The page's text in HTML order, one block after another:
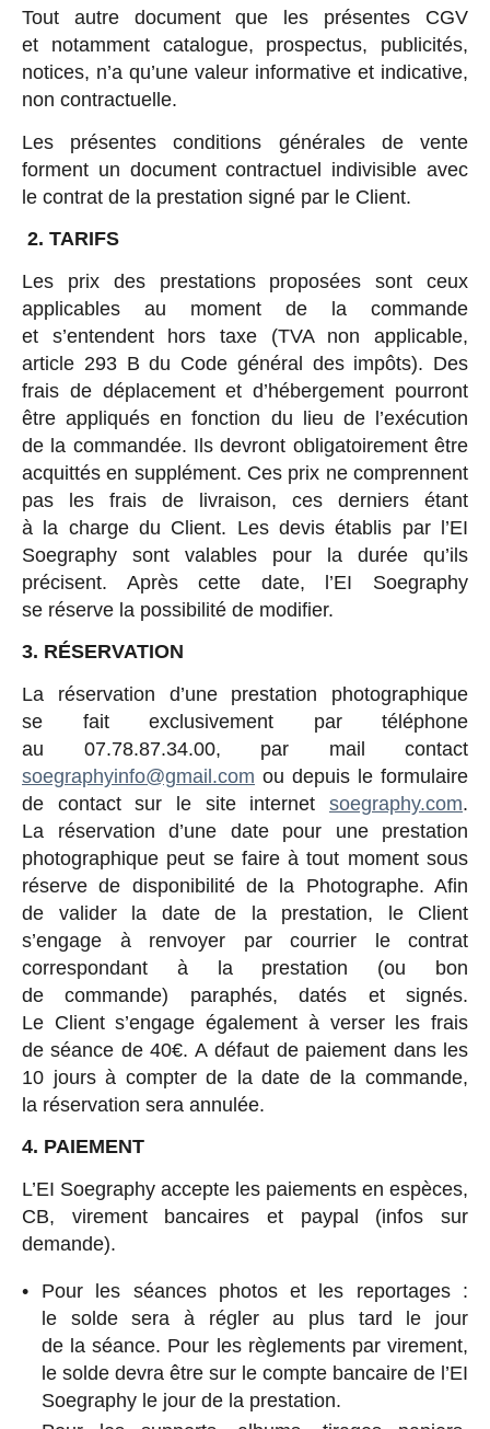
Tout autre document que les présentes CGV
et notamment catalogue, prospectus, publicités,
notices, n’a qu’une valeur informative et indicative,
non contractuelle.
Les présentes conditions générales de vente
forment un document contractuel indivisible avec
le contrat de la prestation signé par le Client.
2. TARIFS
Les prix des prestations proposées sont ceux
applicables au moment de la commande
et s’entendent hors taxe (TVA non applicable,
article 293 B du Code général des impôts). Des
frais de déplacement et d’hébergement pourront
être appliqués en fonction du lieu de l’exécution
de la commandée. Ils devront obligatoirement être
acquittés en supplément. Ces prix ne comprennent
pas les frais de livraison, ces derniers étant
à la charge du Client. Les devis établis par l’EI
Soegraphy sont valables pour la durée qu’ils
précisent. Après cette date, l’EI Soegraphy
se réserve la possibilité de modifier.
3. RÉSERVATION
La réservation d’une prestation photographique
se fait exclusivement par téléphone
au 07.78.87.34.00, par mail contact
soegraphyinfo@gmail.com ou depuis le formulaire
de contact sur le site internet soegraphy.com.
La réservation d’une date pour une prestation
photographique peut se faire à tout moment sous
réserve de disponibilité de la Photographe. Afin
de valider la date de la prestation, le Client
s’engage à renvoyer par courrier le contrat
correspondant à la prestation (ou bon
de commande) paraphés, datés et signés.
Le Client s’engage également à verser les frais
de séance de 40€. A défaut de paiement dans les
10 jours à compter de la date de la commande,
la réservation sera annulée.
4. PAIEMENT
L’EI Soegraphy accepte les paiements en espèces,
CB, virement bancaires et paypal (infos sur
demande).
Pour les séances photos et les reportages :
le solde sera à régler au plus tard le jour
de la séance. Pour les règlements par virement,
le solde devra être sur le compte bancaire de l’EI
Soegraphy le jour de la prestation.